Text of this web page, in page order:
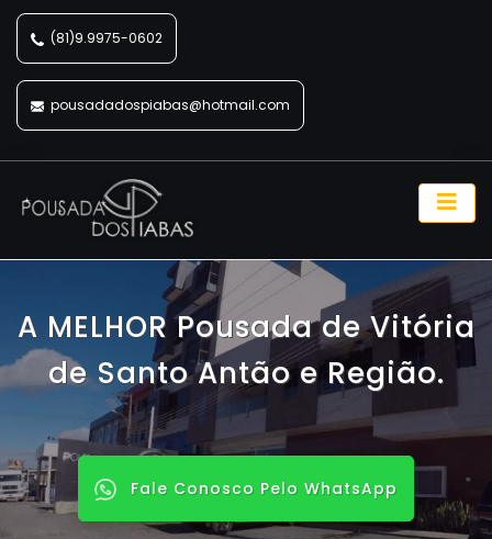
(81)9.9975-0602
pousadadospiabas@hotmail.com
A MELHOR Pousada de Vitória
de Santo Antão e Região.
Fale Conosco Pelo WhatsApp